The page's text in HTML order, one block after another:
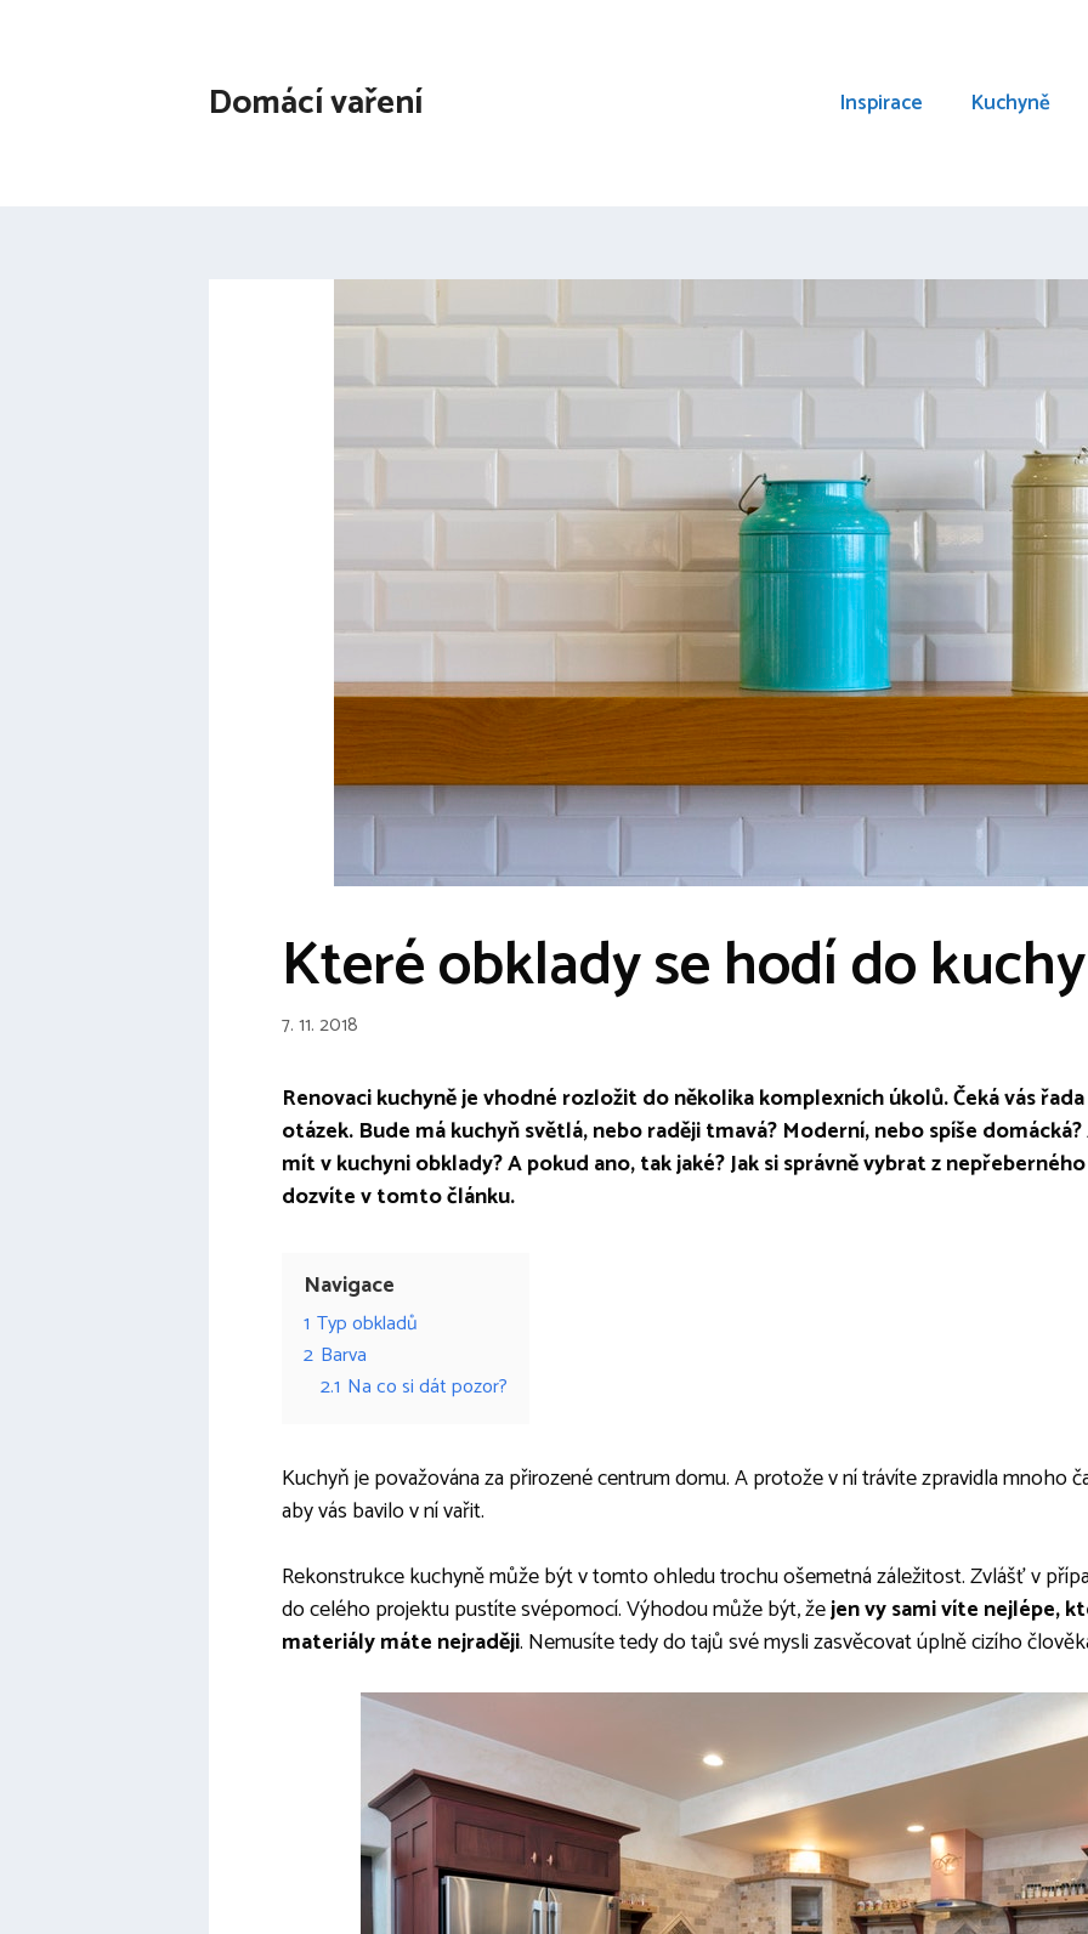
Domácí vaření Inspirace Kuchyně
Které obklady se hodí do
7. 11. 2018
Renovaci kuchyně je vhodné rozložit do několika komplexních úkolů. Čeká vás
otázek. Bude má kuchyň světlá, nebo raději tmavá? Moderní, nebo spíše
mít v kuchyni obklady? A pokud ano, tak jaké? Jak si správně vybrat z
dozvíte v tomto článku.
Navigace
1 Typ obkladů
2 Barva
2.1 Na co si dát pozor?
Kuchyň je považována za přirozené centrum domu. A protože v ní trávíte zpravidla mnoho
aby vás bavilo v ní vařit.
Rekonstrukce kuchyně může být v tomto ohledu trochu ošemetná záležitost. Zvlášť v
do celého projektu pustíte svépomocí. Výhodou může být, žejen vy sami víte nejlépe,
materiály máte nejraději. Nemusíte tedy do tajů své mysli zasvěcovat úplně cizího